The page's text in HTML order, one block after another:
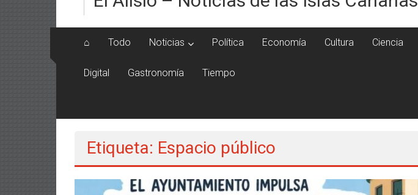
⌂ Todo Noticias Política Economía Cultura Ciencia
Digital Gastronomía Tiempo
Etiqueta: Espacio público